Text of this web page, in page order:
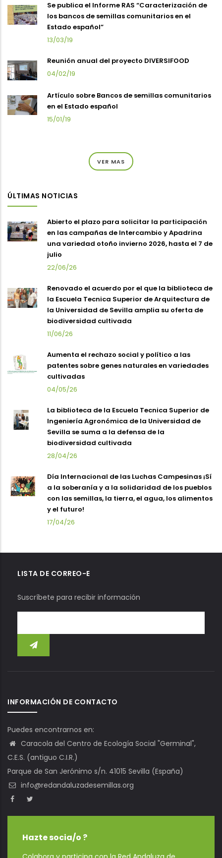
Se publica el Informe RAS “Caracterización de
los bancos de semillas comunitarios en el
Estado español”
13/03/19
Reunión anual del proyecto DIVERSIFOOD
04/02/19
Artículo sobre Bancos de semillas comunitarios
en el Estado español
15/01/19
VER MAS
ÚLTIMAS NOTICIAS
Abierto el plazo para solicitar la participación
en las campañas de Intercambio y Apadrina
una variedad otoño invierno 2026, hasta el 7 de
julio
22/06/26
Renovado el acuerdo por el que la biblioteca de
la Escuela Tecnica Superior de Arquitectura de
la Universidad de Sevilla amplia su oferta de
biodiversidad cultivada
11/06/26
Aumenta el rechazo social y político a las
patentes sobre genes naturales en variedades
cultivadas
04/05/26
La biblioteca de la Escuela Tecnica Superior de
Ingeniería Agronómica de la Universidad de
Sevilla se suma a la defensa de la
biodiversidad cultivada
28/04/26
Día Internacional de las Luchas Campesinas ¡Sí
a la soberanía y a la solidaridad de los pueblos
con las semillas, la tierra, el agua, los alimentos
y el futuro!
17/04/26
LISTA DE CORREO-E
Suscríbete para recibir información
INFORMACIÓN DE CONTACTO
Puedes encontrarnos en:
Caracola del Centro de Ecología Social "Germinal",
C.E.S. (antiguo C.I.R.)
Parque de San Jerónimo s/n. 41015 Sevilla (España)
info@redandaluzadesemillas.org
Hazte socia/o ?